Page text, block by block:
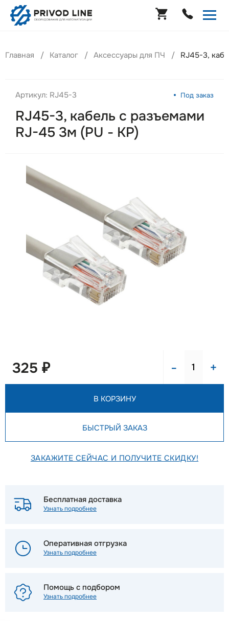
Главная Каталог Аксессуары для ПЧ RJ45-3,
Артикул: RJ45-3 Под заказ
RJ45-3, кабель с разъемами
RJ-45 3м (PU - KP)
325 ₽ - +
В КОРЗИНУ
БЫСТРЫЙ ЗАКАЗ
ЗАКАЖИТЕ СЕЙЧАС И ПОЛУЧИТЕ СКИДКУ!
Бесплатная доставка
Узнать подробнее
Оперативная отгрузка
Узнать подробнее
Помощь с подбором
Узнать подробнее